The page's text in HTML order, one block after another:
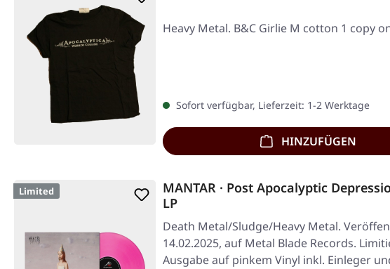
Heavy Metal. B&C Girlie M cotton 1 copy
Sofort verfügbar, Lieferzeit: 1-2 Werktage
HINZUFÜGEN
Limited
MANTAR · Post Apocalyptic
LP
Death Metal/Sludge/Heavy Metal.
14.02.2025, auf Metal Blade Records.
Ausgabe auf pinkem Vinyl inkl. Einleger